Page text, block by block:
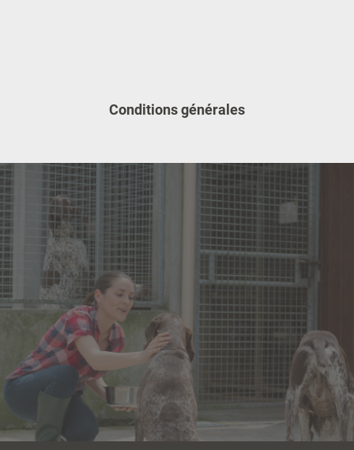
Conditions générales